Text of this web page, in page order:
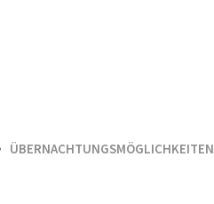
ÜBERNACHTUNGSMÖGLICHKEITEN